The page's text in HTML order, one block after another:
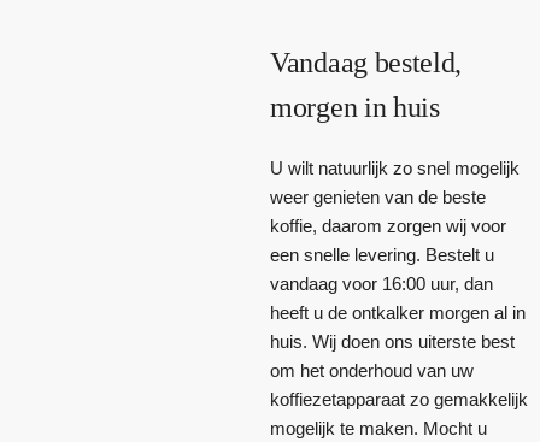
Vandaag besteld,
morgen in huis
U wilt natuurlijk zo snel mogelijk
weer genieten van de beste
koffie, daarom zorgen wij voor
een snelle levering. Bestelt u
vandaag voor 16:00 uur, dan
heeft u de ontkalker morgen al in
huis. Wij doen ons uiterste best
om het onderhoud van uw
koffiezetapparaat zo gemakkelijk
mogelijk te maken. Mocht u